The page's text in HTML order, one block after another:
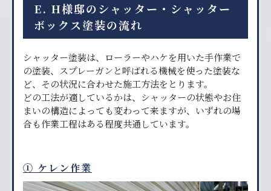
E. H様邸のシャッター・シャッター
ボックス塗装の流れ
シャッター塗装は、ローラーやハケを用いた手作業で
の塗装、スプレーガンと呼ばれる機械を使った塗装な
ど、その状況に合わせた施工方法をとります。
どの工法が適しているかは、シャッターの状態やお住
まいの構造によっても変わって来ますが、いずれの場
合も作業工程はある程度共通しています。
① ケレン作業